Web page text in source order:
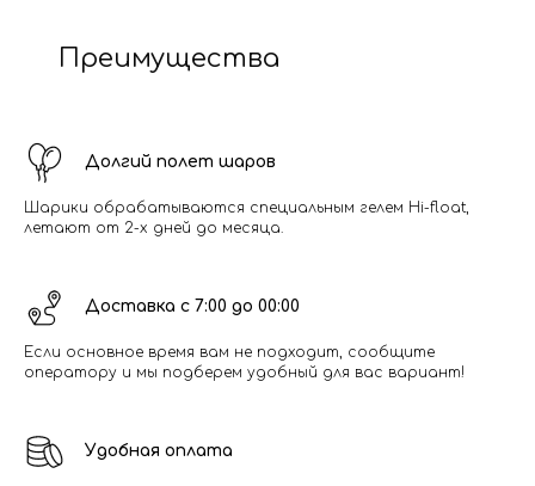
Преимущества
Долгий полет шаров
Шарики обрабатываются специальным гелем Hi-float,
летают от 2-х дней до месяца.
Доставка с 7:00 до 00:00
Если основное время вам не подходит, сообщите
оператору и мы подберем удобный для вас вариант!
Удобная оплата